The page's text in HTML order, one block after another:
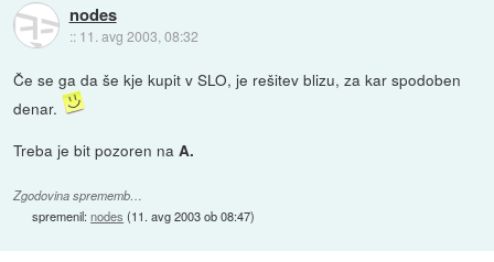
nodes
:: 11. avg 2003, 08:32
Če se ga da še kje kupit v SLO, je rešitev blizu, za kar spodoben
denar.
Treba je bit pozoren naA.
Zgodovina sprememb…
spremenil:nodes (11. avg 2003 ob 08:47)